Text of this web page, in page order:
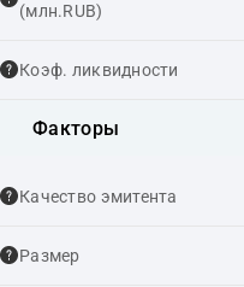
(млн.RUB)
Коэф. ликвидности
Факторы
Качество эмитента
Размер